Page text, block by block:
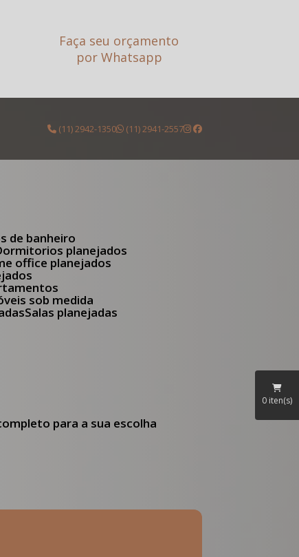
Faça seu orçamento
por Whatsapp
(11) 2942-1350 (11) 2941-2557
de banheiro
Dormitorios planejados
office planejados
sob medida
Salas planejadas
para a sua escolha
0 iten(s)